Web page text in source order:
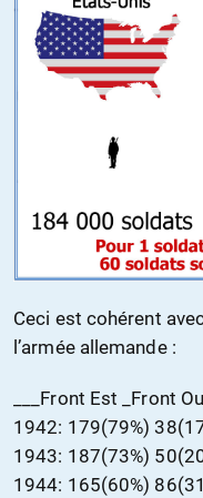
Ceci est cohérent
l’armée allemande :
___Front Est _Front
1942: 179(79%)
1943: 187(73%)
1944: 165(60%)